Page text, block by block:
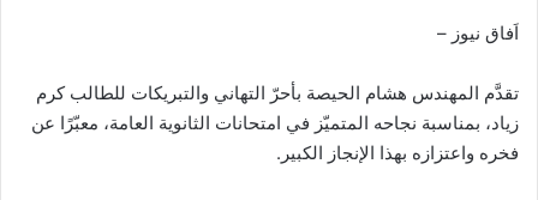
اَفاق نيوز –
تقدَّم المهندس هشام الحيصة بأحرّ التهاني والتبريكات للطالب كرم
زياد، بمناسبة نجاحه المتميّز في امتحانات الثانوية العامة، معبّرًا عن
فخره واعتزازه بهذا الإنجاز الكبير.